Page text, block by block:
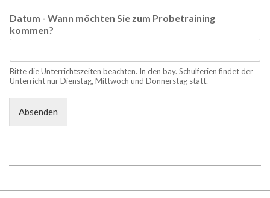
Kick- und Thaiboxen - Montag bis Donnerstag 18:00
Ving Tsun Erwachsene
Datum - Wann möchten Sie zum Probetraining
kommen?
Bitte die Unterrichtszeiten beachten. In den bay. Schulferien findet der
Unterricht nur Dienstag, Mittwoch und Donnerstag statt.
Absenden
11-